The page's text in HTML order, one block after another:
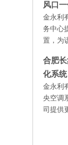
风口
金永利
务中心
置，为
合肥
化系统
金永利
央空调
司提供